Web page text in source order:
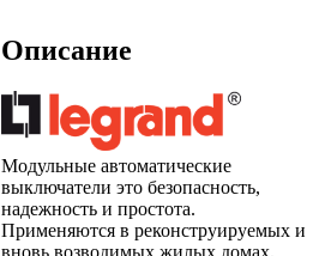
Описание
Модульные автоматические
выключатели это безопасность,
надежность и простота.
Применяются в реконструируемых и